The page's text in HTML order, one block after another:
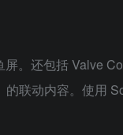
。还包括 Valve
联动内容。使用